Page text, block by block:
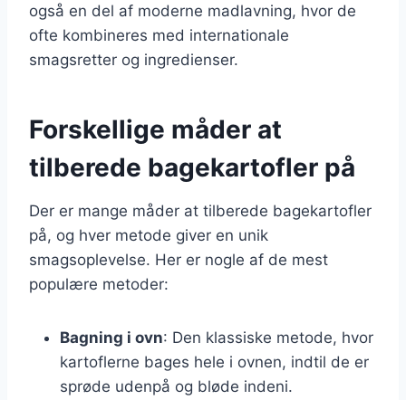
også en del af moderne madlavning, hvor de
ofte kombineres med internationale
smagsretter og ingredienser.
Forskellige måder at
tilberede bagekartofler på
Der er mange måder at tilberede bagekartofler
på, og hver metode giver en unik
smagsoplevelse. Her er nogle af de mest
populære metoder:
Bagning i ovn: Den klassiske metode, hvor
kartoflerne bages hele i ovnen, indtil de er
sprøde udenpå og bløde indeni.